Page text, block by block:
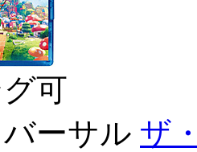
可
ーサル ザ